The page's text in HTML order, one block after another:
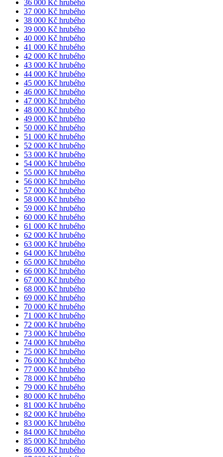
36 000 Kč hrubého
37 000 Kč hrubého
38 000 Kč hrubého
39 000 Kč hrubého
40 000 Kč hrubého
41 000 Kč hrubého
42 000 Kč hrubého
43 000 Kč hrubého
44 000 Kč hrubého
45 000 Kč hrubého
46 000 Kč hrubého
47 000 Kč hrubého
48 000 Kč hrubého
49 000 Kč hrubého
50 000 Kč hrubého
51 000 Kč hrubého
52 000 Kč hrubého
53 000 Kč hrubého
54 000 Kč hrubého
55 000 Kč hrubého
56 000 Kč hrubého
57 000 Kč hrubého
58 000 Kč hrubého
59 000 Kč hrubého
60 000 Kč hrubého
61 000 Kč hrubého
62 000 Kč hrubého
63 000 Kč hrubého
64 000 Kč hrubého
65 000 Kč hrubého
66 000 Kč hrubého
67 000 Kč hrubého
68 000 Kč hrubého
69 000 Kč hrubého
70 000 Kč hrubého
71 000 Kč hrubého
72 000 Kč hrubého
73 000 Kč hrubého
74 000 Kč hrubého
75 000 Kč hrubého
76 000 Kč hrubého
77 000 Kč hrubého
78 000 Kč hrubého
79 000 Kč hrubého
80 000 Kč hrubého
81 000 Kč hrubého
82 000 Kč hrubého
83 000 Kč hrubého
84 000 Kč hrubého
85 000 Kč hrubého
86 000 Kč hrubého